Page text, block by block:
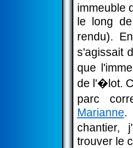
immeuble
le long
rendu).
s'agissait
que
de l'�lot.
parc
Marianne.
trouver le